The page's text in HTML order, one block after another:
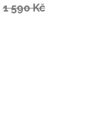
1 590 Kč